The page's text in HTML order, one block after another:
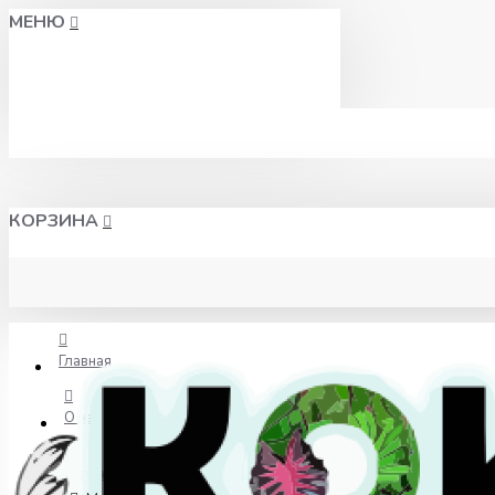
МЕНЮ
КОРЗИНА
Главная
О нас
Доставка